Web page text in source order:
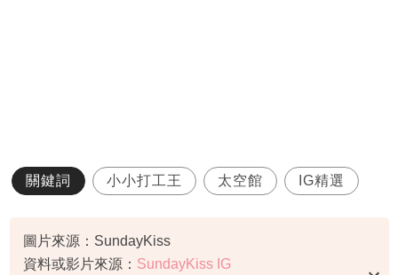
關鍵詞 小小打工王 太空館 IG精選
圖片來源：SundayKiss
資料或影片來源： SundayKiss IG